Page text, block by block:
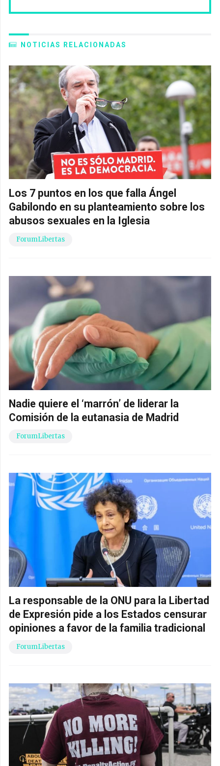
NOTICIAS RELACIONADAS
Los 7 puntos en los que falla Ángel
Gabilondo en su planteamiento sobre los
abusos sexuales en la Iglesia
ForumLibertas
Nadie quiere el ‘marrón’ de liderar la
Comisión de la eutanasia de Madrid
ForumLibertas
La responsable de la ONU para la Libertad
de Expresión pide a los Estados censurar
opiniones a favor de la familia tradicional
ForumLibertas